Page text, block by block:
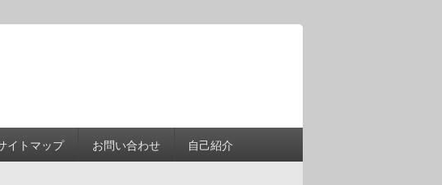
イトマップ お問い合わせ 自己紹介